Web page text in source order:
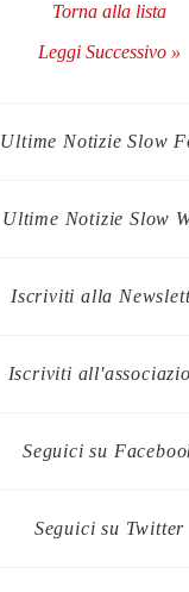
Torna alla lista
Leggi Successivo »
Ultime Notizie Slow
Ultime Notizie Slow
Iscriviti alla
Iscriviti
Seguici su
Seguici su Twitter